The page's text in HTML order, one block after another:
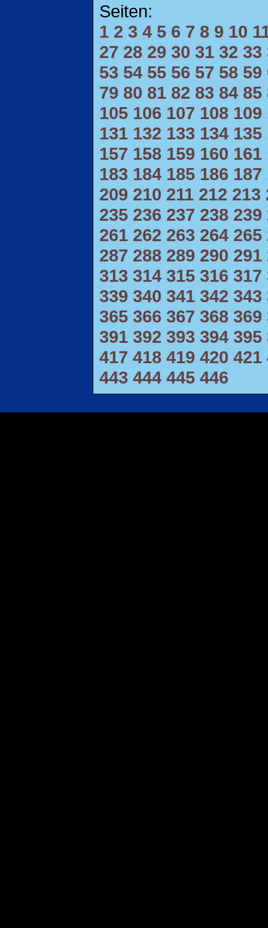
Seiten:
1 2 3 4 5 6 7 8 9 10
27 28 29 30 31 32 33
53 54 55 56 57 58 59
79 80 81 82 83 84 85
105 106 107 108 109
131 132 133 134 135
157 158 159 160 161
183 184 185 186 187
209 210 211 212 213
235 236 237 238 239
261 262 263 264 265
287 288 289 290 291
313 314 315 316 317
339 340 341 342 343
365 366 367 368 369
391 392 393 394 395
417 418 419 420 421
443 444 445 446